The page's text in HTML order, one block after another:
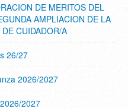
DE MERITOS DEL
AMPLIACION DE LA
CUIDADOR/A
26/27
2026/2027
2027